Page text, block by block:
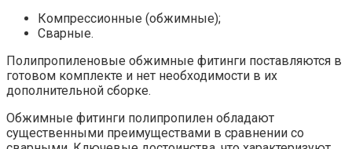
Компрессионные (обжимные);
Сварные.
Полипропиленовые обжимные фитинги поставляются в
готовом комплекте и нет необходимости в их
дополнительной сборке.
Обжимные фитинги полипропилен обладают
существенными преимуществами в сравнении со